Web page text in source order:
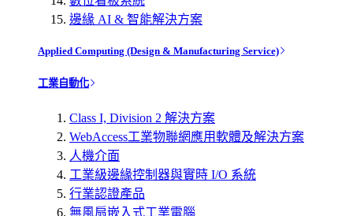
邊緣 AI & 智能解決方案
Applied Computing (Design & Manufacturing Service)
工業自動化
Class I, Division 2 解決方案
WebAccess工業物聯網應用軟體及解決方案
人機介面
工業級邊緣控制器與實時 I/O 系統
行業認證產品
無風扇嵌入式工業電腦